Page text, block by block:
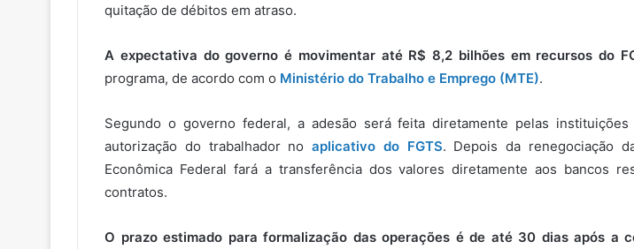
quitação de débitos em atraso.
A expectativa do governo é movimentar até R$ 8,2 bilhões em recursos do
programa, de acordo com o Ministério do Trabalho e Emprego (MTE).
Segundo o governo federal, a adesão será feita diretamente pelas instituições
autorização do trabalhador noaplicativo do FGTS. Depois da renegociação
Econômica Federal fará a transferência dos valores diretamente aos bancos
contratos.
O prazo estimado para formalização das operações é de até 30 dias após a